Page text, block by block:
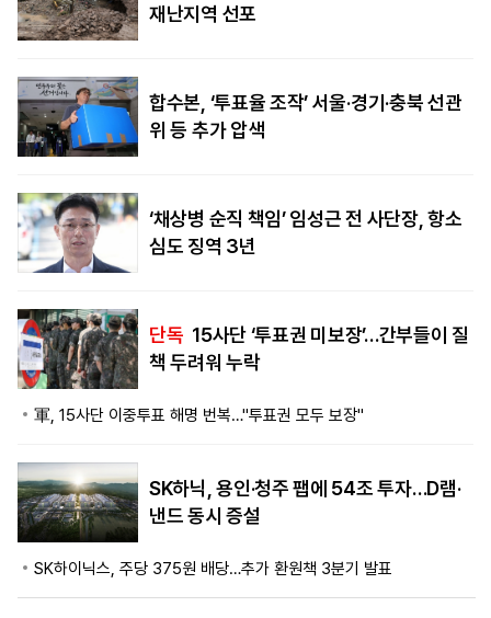
재난지역 선포
합수본, ‘투표율 조작’ 서울·경기·충북 선관
위 등 추가 압색
‘채상병 순직 책임’ 임성근 전 사단장, 항소
심도 징역 3년
단독 15사단 ‘투표권 미보장’…간부들이 질
책 두려워 누락
軍, 15사단 이중투표 해명 번복…"투표권 모두 보장"
SK하닉, 용인·청주 팹에 54조 투자…D램·
낸드 동시 증설
SK하이닉스, 주당 375원 배당…추가 환원책 3분기 발표